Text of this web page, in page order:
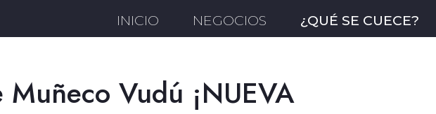
INICIO NEGOCIOS ¿QUÉ SE CUECE?
Vudú ¡NUEVA